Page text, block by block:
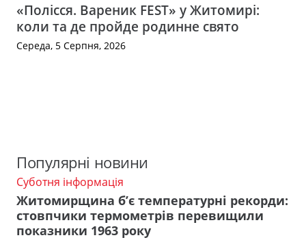
«Полісся. Вареник FEST» у Житомирі:
коли та де пройде родинне свято
Середа, 5 Серпня, 2026
Популярні новини
Суботня інформація
Житомирщина б’є температурні рекорди:
стовпчики термометрів перевищили
показники 1963 року